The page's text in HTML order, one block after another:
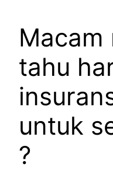
Macam
tahu
untuk
?